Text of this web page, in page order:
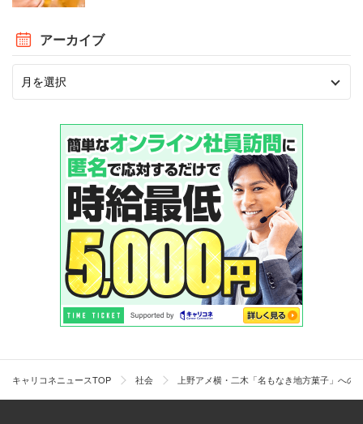
アーカイブ
キャリコネニュースTOP 社会 上野アメ横・二木「名もなき地方菓子」への